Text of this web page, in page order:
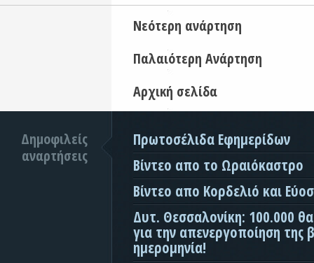
Νεότερη ανάρτηση
Παλαιότερη Ανάρτηση
Αρχική σελίδα
Δημοφιλείς
αναρτήσεις
Πρωτοσέλιδα Εφημερίδων
Βίντεο απο το Ωραιόκαστρο
Βίντεο απο Κορδελιό και
Δυτ. Θεσσαλονίκη: 100.000
για την απενεργοποίηση της
ημερομηνία!